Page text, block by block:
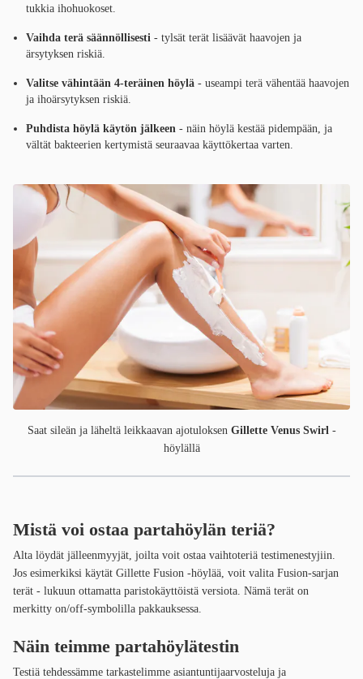
tukkia ihohuokoset.
Vaihda terä säännöllisesti - tylsät terät lisäävät haavojen ja
ärsytyksen riskiä.
Valitse vähintään 4-teräinen höylä - useampi terä vähentää haavojen
ja ihoärsytyksen riskiä.
Puhdista höylä käytön jälkeen - näin höylä kestää pidempään, ja
vältät bakteerien kertymistä seuraavaa käyttökertaa varten.
Saat sileän ja läheltä leikkaavan ajotuloksen Gillette Venus Swirl -
höylällä
Mistä voi ostaa partahöylän teriä?
Alta löydät jälleenmyyjät, joilta voit ostaa vaihtoteriä testimenestyjiin.
Jos esimerkiksi käytät Gillette Fusion -höylää, voit valita Fusion-sarjan
terät - lukuun ottamatta paristokäyttöistä versiota. Nämä terät on
merkitty on/off-symbolilla pakkauksessa.
Näin teimme partahöylätestin
Testiä tehdessämme tarkastelimme asiantuntijaarvosteluja ja